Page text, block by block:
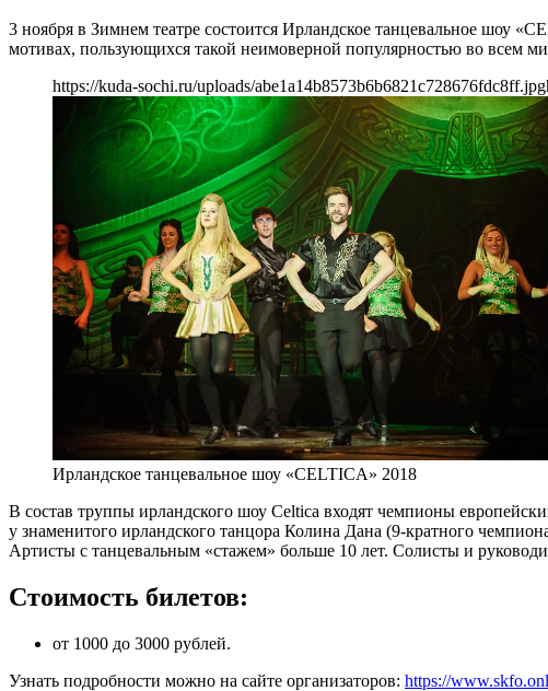
3 ноября в Зимнем театре состоится Ирландское танцевальное шоу
мотивах, пользующихся такой неимоверной популярностью во всем
https://kuda-sochi.ru/uploads/abe1a14b8573b6b6821c728676fdc8ff.jpg
Ирландское танцевальное шоу «CELTICA» 2018
В состав труппы ирландского шоу Celtica входят чемпионы
у знаменитого ирландского танцора Колина Дана (9-кратного
Артисты с танцевальным «стажем» больше 10 лет. Солисты и
Стоимость билетов:
от 1000 до 3000 рублей.
Узнать подробности можно на сайте организаторов: https://